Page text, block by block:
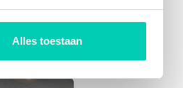
Alles toestaan